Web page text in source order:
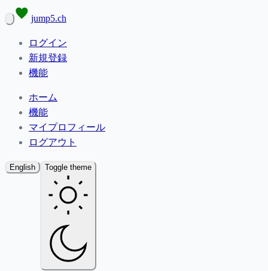
jump5.ch
ログイン
新規登録
機能
ホーム
機能
マイプロフィール
ログアウト
English Toggle theme